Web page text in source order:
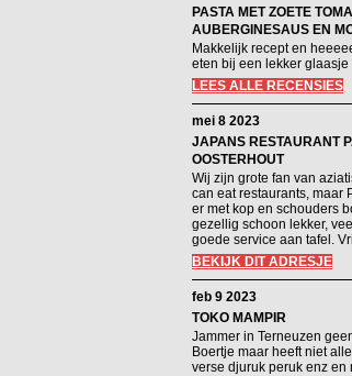
PASTA MET ZOETE
AUBERGINESAUS EN
Makkelijk recept en
eten bij een lekker glaasje
LEES ALLE RECENSIES
mei 8 2023
JAPANS RESTAURANT
OOSTERHOUT
Wij zijn grote fan van
can eat restaurants, maar
er met kop en schouders
gezellig schoon lekker,
goede service aan tafel.
BEKIJK DIT ADRESJE
feb 9 2023
TOKO MAMPIR
Jammer in Terneuzen
Boertje maar heeft niet
verse djuruk peruk enz en